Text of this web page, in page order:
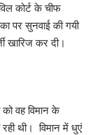
कोर्ट के चीफ
पर सुनवाई की गयी
खारिज कर दी।
वह विमान के
रही थी। विमान में धुएं